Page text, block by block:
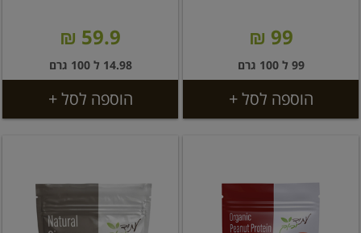
99 ₪
99 ל 100 גרם
הוספה לסל +
59.9 ₪
14.98 ל 100 גרם
הוספה לסל +